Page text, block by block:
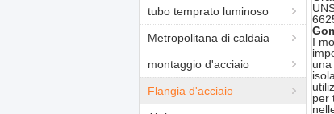
tubo temprato luminoso
Metropolitana di caldaia
montaggio d'acciaio
Flangia d'acciaio
I
per